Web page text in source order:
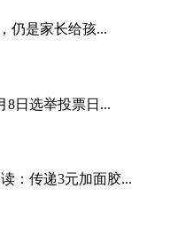
仍是家长给孩...
8日选举投票日...
：传递3元加面胶...